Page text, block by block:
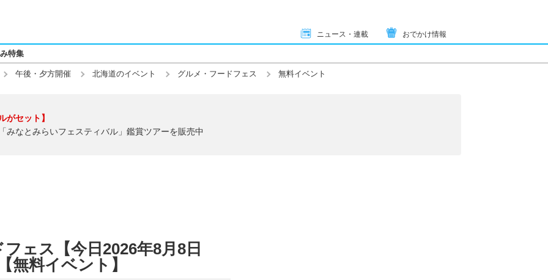
ニュース・連載 おでかけ情報
特集
午後・夕方開催 北海道のイベント グルメ・フードフェス 無料イベント
がセット】
みなとみらいフェスティバル」鑑賞ツアーを販売中
ェス【今日2026年8月8日
無料イベント】